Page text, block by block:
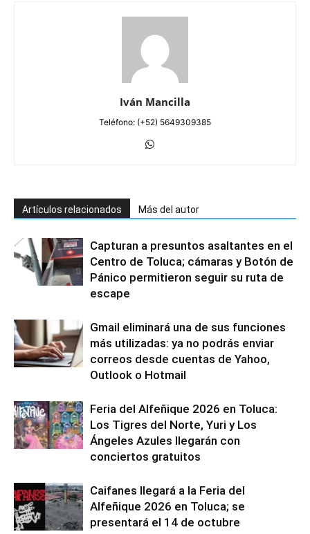
Iván Mancilla
Teléfono: (+52) 5649309385
Artículos relacionados Más del autor
Capturan a presuntos asaltantes en el
Centro de Toluca; cámaras y Botón de
Pánico permitieron seguir su ruta de
escape
Gmail eliminará una de sus funciones
más utilizadas: ya no podrás enviar
correos desde cuentas de Yahoo,
Outlook o Hotmail
Feria del Alfeñique 2026 en Toluca:
Los Tigres del Norte, Yuri y Los
Ángeles Azules llegarán con
conciertos gratuitos
Caifanes llegará a la Feria del
Alfeñique 2026 en Toluca; se
presentará el 14 de octubre